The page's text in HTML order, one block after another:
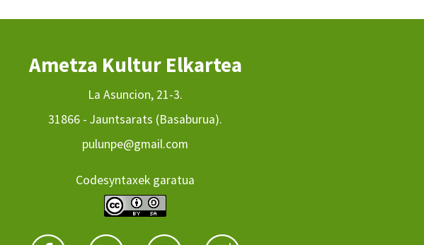
Ametza Kultur Elkartea
La Asuncion, 21-3.
31866 - Jauntsarats (Basaburua).
pulunpe@gmail.com
Codesyntaxek garatua